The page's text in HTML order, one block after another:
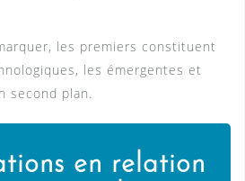
les premiers constituent
les émergentes et
second plan.
en relation